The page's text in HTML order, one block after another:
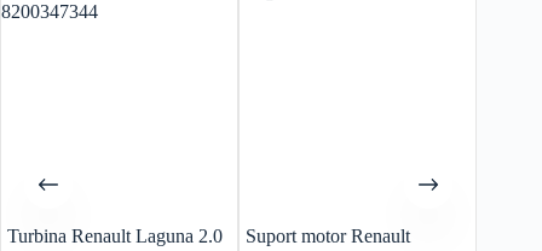
Turbina Renault Laguna 2.0
Suport motor Renault